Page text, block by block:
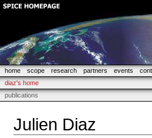
home scope research partners events
diaz's home
publications
Julien Diaz